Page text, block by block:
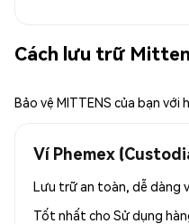
Cách lưu trữ
Bảo vệ MITTENS của bạn với
Ví Phemex
Lưu trữ an toàn, dễ dàng
Tốt nhất cho Sử dụng